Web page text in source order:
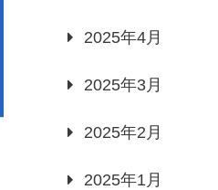
2025年4月
2025年3月
2025年2月
2025年1月